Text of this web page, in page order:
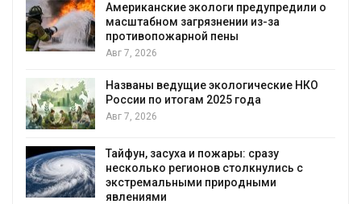
Американские экологи предупредили о
масштабном загрязнении из-за
противопожарной пены
Авг 7, 2026
Названы ведущие экологические НКО
России по итогам 2025 года
Авг 7, 2026
Тайфун, засуха и пожары: сразу
несколько регионов столкнулись с
экстремальными природными
явлениями